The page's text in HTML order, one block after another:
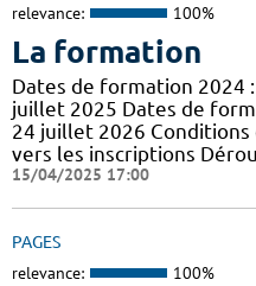
relevance: 100%
La formation
Dates de formation 2024
juillet 2025 Dates de
24 juillet 2026 Conditions
vers les inscriptions
15/04/2025 17:00
PAGES
relevance: 100%